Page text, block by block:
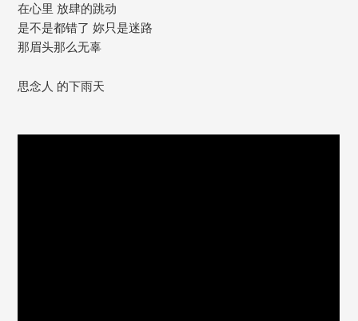
在心里 放肆的跳动
是不是都错了 妳只是迷路
那眉头那么无辜
思念人 的下雨天